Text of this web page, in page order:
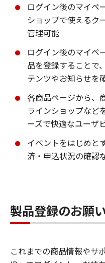
ログイン後のマイペ
ショップで使えるク
管理可能
ログイン後のマイペ
品を登録することで
テンツやお知らせを
各商品ページから、
ラインショップなど
ーズで快適なユーザ
イベントをはじめと
済・申込状況の確認
製品登録のお願
これまでの商品情報やサ